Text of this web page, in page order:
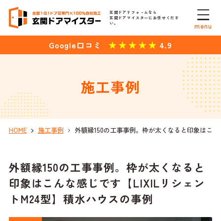
玄関ドアリフォ－ムなら
玄関ドアマイスターにお任せくださ
い。
Google口コミ 4.9
menu
施工事例
HOME 施工事例 外額縁150の工事事例。枠が太くなると印象はこ
外額縁150の工事事例。枠が太くなると
印象はこんな感じです【LIXILリシェン
トM24型】積水ハウスの事例